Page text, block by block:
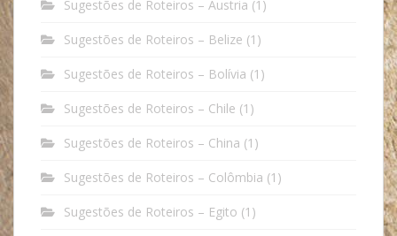
Sugestões de Roteiros – Áustria (1)
Sugestões de Roteiros – Belize (1)
Sugestões de Roteiros – Bolívia (1)
Sugestões de Roteiros – Chile (1)
Sugestões de Roteiros – China (1)
Sugestões de Roteiros – Colômbia (1)
Sugestões de Roteiros – Egito (1)